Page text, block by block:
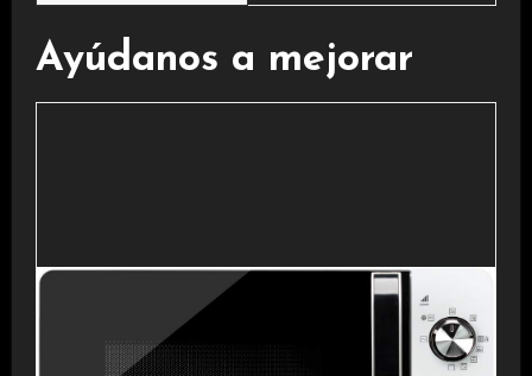
Ayúdanos a mejorar